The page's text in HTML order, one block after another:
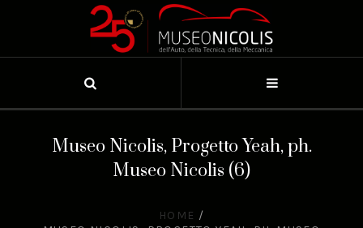
Museo Nicolis, Progetto Yeah, ph.
Museo Nicolis (6)
HOME /